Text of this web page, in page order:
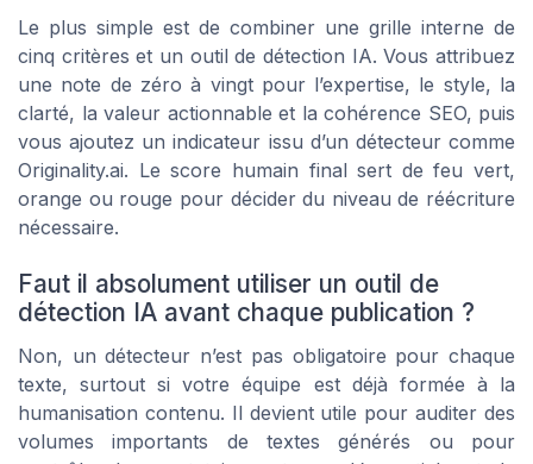
Le plus simple est de combiner une grille interne de
cinq critères et un outil de détection IA. Vous attribuez
une note de zéro à vingt pour l’expertise, le style, la
clarté, la valeur actionnable et la cohérence SEO, puis
vous ajoutez un indicateur issu d’un détecteur comme
Originality.ai. Le score humain final sert de feu vert,
orange ou rouge pour décider du niveau de réécriture
nécessaire.
Faut il absolument utiliser un outil de
détection IA avant chaque publication ?
Non, un détecteur n’est pas obligatoire pour chaque
texte, surtout si votre équipe est déjà formée à la
humanisation contenu. Il devient utile pour auditer des
volumes importants de textes générés ou pour